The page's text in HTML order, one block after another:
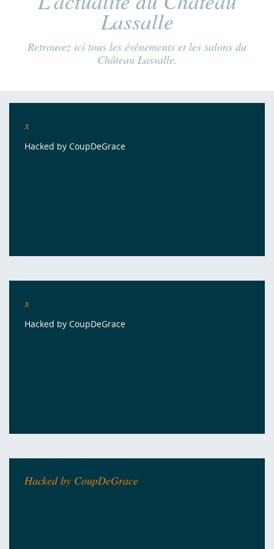
Lassalle
Retrouvez ici tous les évènements et les salons du
Château Lassalle.
x
Hacked by CoupDeGrace
x
Hacked by CoupDeGrace
Hacked by CoupDeGrace